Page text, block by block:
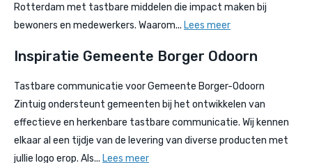
Rotterdam met tastbare middelen die impact maken bij
bewoners en medewerkers. Waarom... Lees meer
Inspiratie Gemeente Borger Odoorn
Tastbare communicatie voor Gemeente Borger-Odoorn
Zintuig ondersteunt gemeenten bij het ontwikkelen van
effectieve en herkenbare tastbare communicatie. Wij kennen
elkaar al een tijdje van de levering van diverse producten met
jullie logo erop. Als... Lees meer